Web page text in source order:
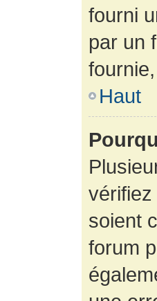
fourni
par un
Haut
vérifiez
soient
forum